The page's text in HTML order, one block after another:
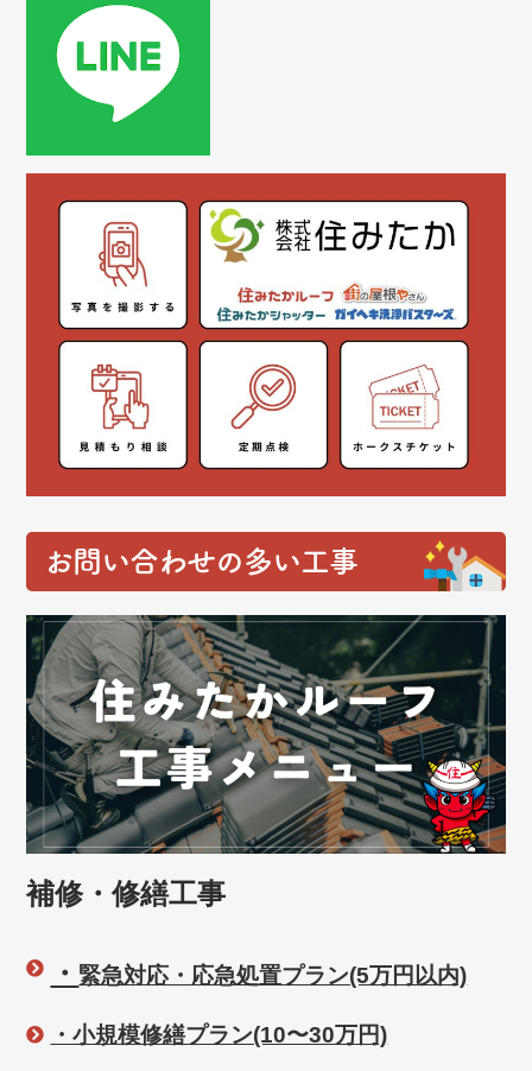
お問い合わせの多い工事
補修・修繕工事
・ 緊急対応・応急処置プラン(5万円以内)
・小規模修繕プラン(10〜30万円)